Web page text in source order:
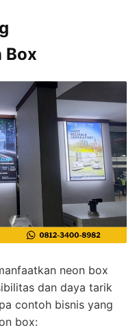
Box
neon box
dan daya tarik
contoh bisnis yang
box: